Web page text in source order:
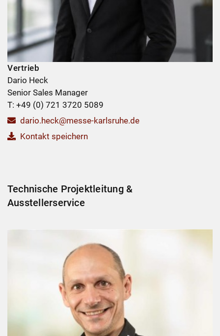
Vertrieb
Dario Heck
Senior Sales Manager
T: +49 (0) 721 3720 5089
dario.heck@messe-karlsruhe.de
Kontakt speichern
Technische Projektleitung &
Ausstellerservice